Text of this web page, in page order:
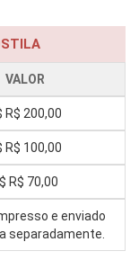
VALOR
R$ 200,00
R$ 100,00
R$ 70,00
e enviado
separadamente.